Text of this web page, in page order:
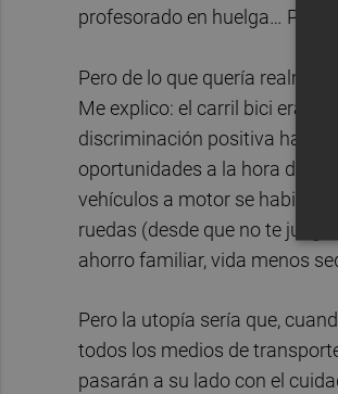
profesorado en huelga… Por
Pero de lo que quería
Me explico: el carril bici era
discriminación positiva hacia
oportunidades a la hora de
vehículos a motor se
ruedas (desde que no te
ahorro familiar, vida menos
Pero la utopía sería que,
todos los medios de
pasarán a su lado con el